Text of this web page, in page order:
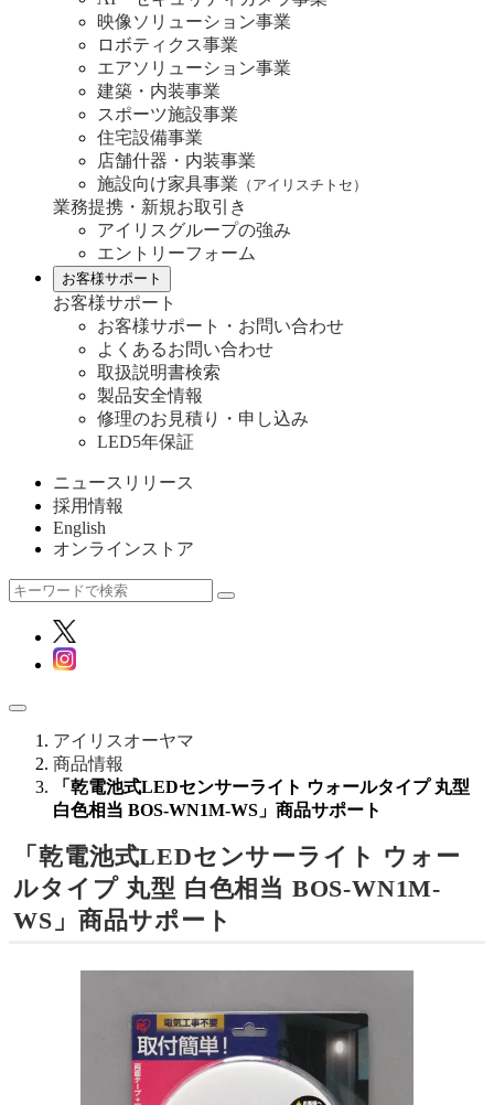
映像ソリューション事業
ロボティクス事業
エアソリューション事業
建築・内装事業
スポーツ施設事業
住宅設備事業
店舗什器・内装事業
施設向け家具事業 （アイリスチトセ）
業務提携・新規お取引き
アイリスグループの強み
エントリーフォーム
お客様サポート
お客様サポート
お客様サポート・お問い合わせ
よくあるお問い合わせ
取扱説明書検索
製品安全情報
修理のお見積り・申し込み
LED5年保証
ニュースリリース
採用情報
English
オンラインストア
アイリスオーヤマ
商品情報
「乾電池式LEDセンサーライト ウォールタイプ 丸型
白色相当 BOS-WN1M-WS」商品サポート
「乾電池式LEDセンサーライト ウォー
ルタイプ 丸型 白色相当 BOS-WN1M-
WS」商品サポート